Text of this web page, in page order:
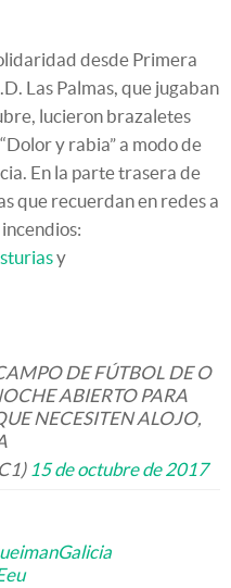
desde Primera
Las Palmas, que jugaban
lucieron brazaletes
y rabia” a modo de
En la parte trasera de
que recuerdan en redes a
y
DE FÚTBOL DE O
ABIERTO PARA
NECESITEN ALOJO,
15 de octubre de 2017